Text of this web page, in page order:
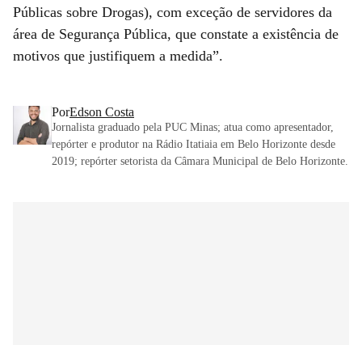
Públicas sobre Drogas), com exceção de servidores da
área de Segurança Pública, que constate a existência de
motivos que justifiquem a medida”.
PorEdson Costa
Jornalista graduado pela PUC Minas; atua como apresentador,
repórter e produtor na Rádio Itatiaia em Belo Horizonte desde
2019; repórter setorista da Câmara Municipal de Belo Horizonte.